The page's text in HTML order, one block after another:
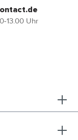
13.00 Uhr